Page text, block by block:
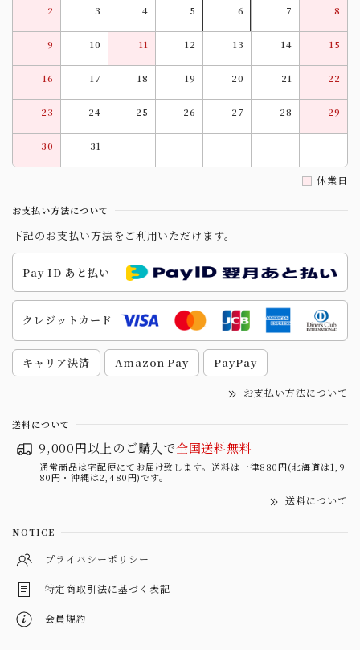
2 3 4 5 6 7 8
9 10 11 12 13 14 15
16 17 18 19 20 21 22
23 24 25 26 27 28 29
30 31
休業日
お支払い方法について
下記のお支払い方法をご利用いただけます。
Pay ID あと払い
クレジットカード
キャリア決済 Amazon Pay PayPay
お支払い方法について
送料について
9,000円以上のご購入で全国送料無料
通常商品は宅配便にてお届け致します。送料は一律880円(北海道は1,9
80円・沖縄は2,480円)です。
送料について
NOTICE
プライバシーポリシー
特定商取引法に基づく表記
会員規約